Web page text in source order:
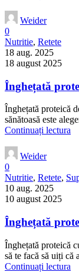
Weider
0
Nutritie, Retete
18 aug. 2025
18 august 2025
Înghețată
Înghețată proteică
sănătoasă este
Continuați lectura
Weider
0
Nutritie, Retete,
10 aug. 2025
10 august 2025
Înghețată
Înghețată proteică
să te facă să uiți că
Continuați lectura